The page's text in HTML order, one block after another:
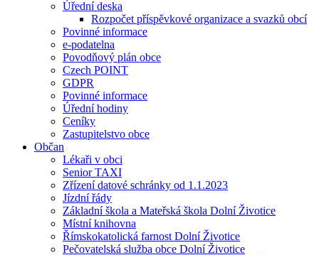
Úřední deska
Rozpočet příspěvkové organizace a svazků obcí
Povinné informace
e-podatelna
Povodňový plán obce
Czech POINT
GDPR
Povinné informace
Úřední hodiny
Ceníky
Zastupitelstvo obce
Občan
Lékaři v obci
Senior TAXI
Zřízení datové schránky od 1.1.2023
Jízdní řády
Základní škola a Mateřská škola Dolní Životice
Místní knihovna
Římskokatolická farnost Dolní Životice
Pečovatelská služba obce Dolní Životice